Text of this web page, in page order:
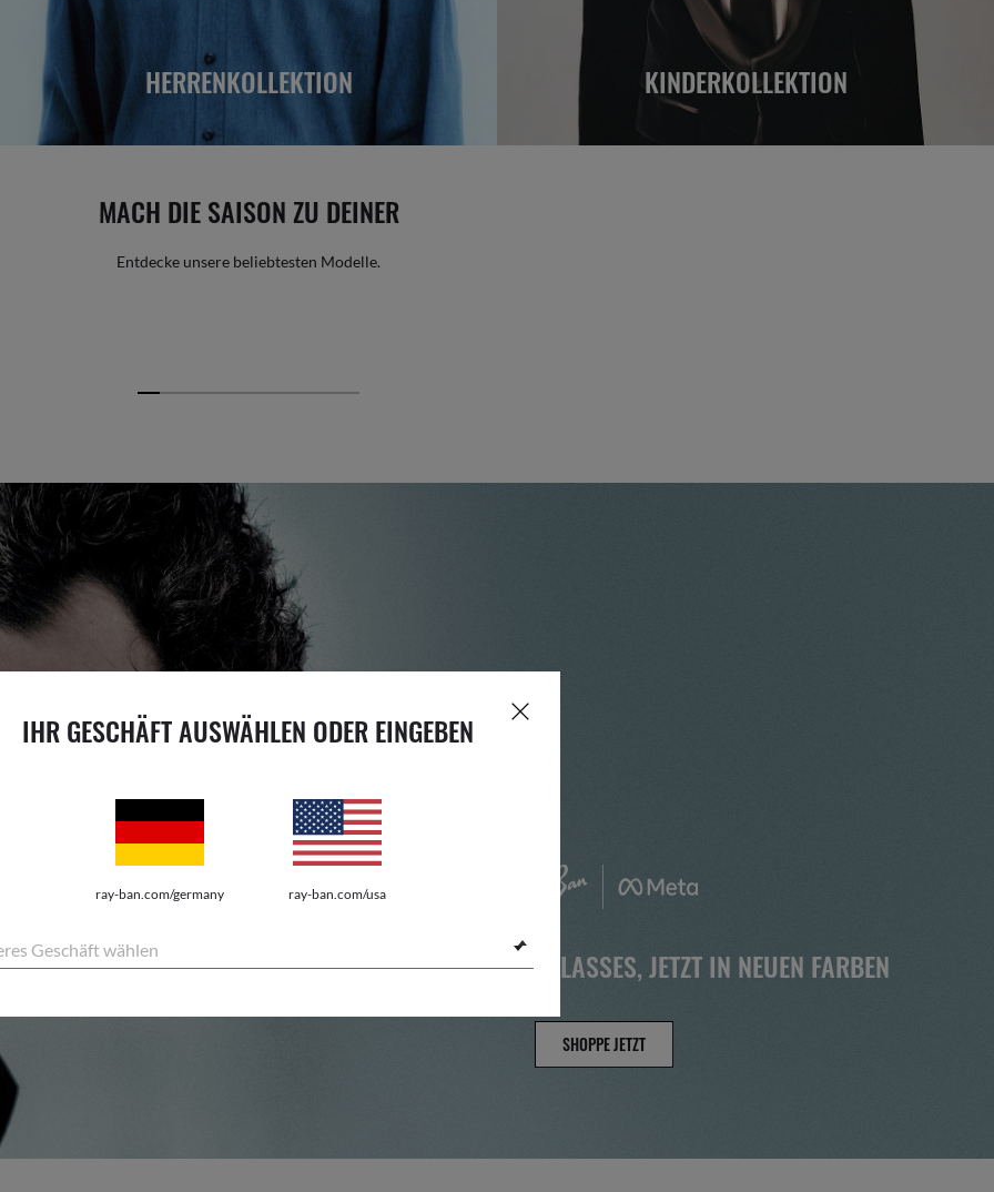
IHR GESCHÄFT AUSWÄHLEN ODER EINGEBEN
ray-ban.com/germany ray-ban.com/usa
Geschäft wählen
HERRENKOLLEKTION KINDERKOLLEKTION
MACH DIE SAISON ZU DEINER
Entdecke unsere beliebtesten Modelle.
DIE IKONISCHSTEN AI GLASSES, JETZT IN NEUEN FARBEN
SHOPPE JETZT